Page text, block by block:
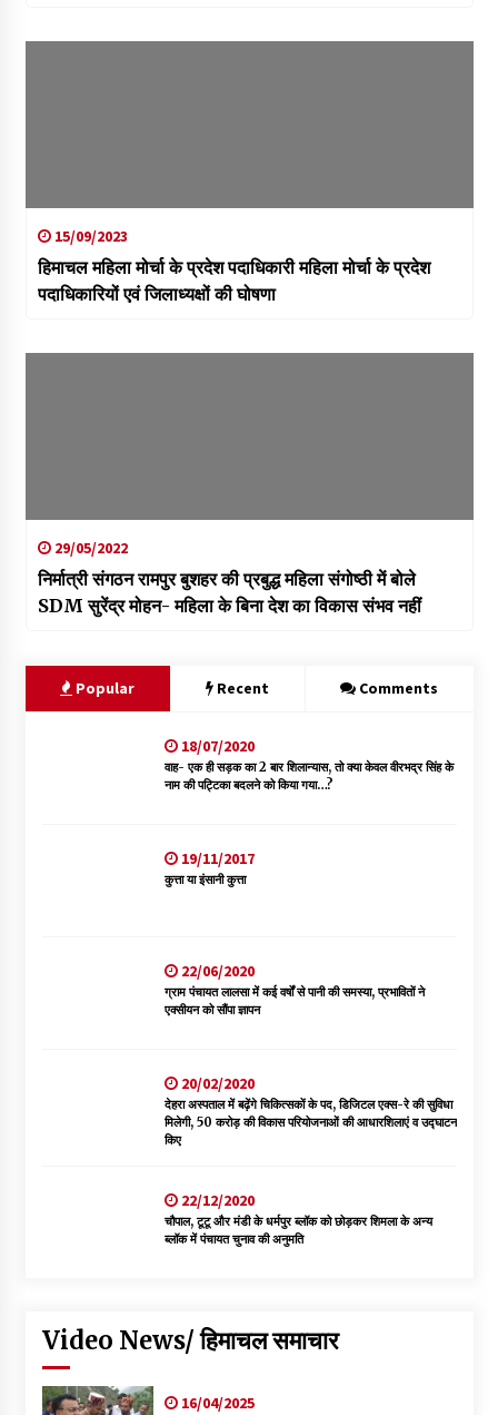
15/09/2023
हिमाचल महिला मोर्चा के प्रदेश पदाधिकारी महिला मोर्चा के प्रदेश
पदाधिकारियों एवं जिलाध्यक्षों की घोषणा
29/05/2022
निर्मात्री संगठन रामपुर बुशहर की प्रबुद्ध महिला संगोष्ठी में बोले
SDM सुरेंद्र मोहन- महिला के बिना देश का विकास संभव नहीं
Popular Recent Comments
18/07/2020
वाह- एक ही सड़क का 2 बार शिलान्यास, तो क्या केवल वीरभद्र सिंह के
नाम की पट्टिका बदलने को किया गया…?
19/11/2017
कुत्ता या इंसानी कुत्ता
22/06/2020
ग्राम पंचायत लालसा में कई वर्षों से पानी की समस्या, प्रभावितों ने
एक्सीयन को सौंपा ज्ञापन
20/02/2020
देहरा अस्पताल में बढ़ेंगे चिकित्सकों के पद, डिजिटल एक्स-रे की सुविधा
मिलेगी, 50 करोड़ की विकास परियोजनाओं की आधारशिलाएं व उद्घाटन
किए
22/12/2020
चौपाल, टूटू और मंडी के धर्मपुर ब्लॉक को छोड़कर शिमला के अन्य
ब्लॉक में पंचायत चुनाव की अनुमति
Video News/ हिमाचल समाचार
16/04/2025